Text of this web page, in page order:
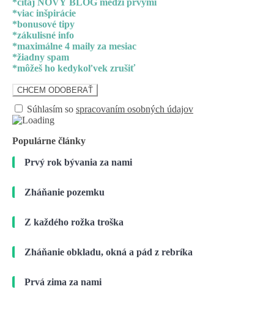
*čítaj NOVÝ BLOG medzi prvými
*viac inšpirácie
*bonusové tipy
*zákulisné info
*maximálne 4 maily za mesiac
*žiadny spam
*môžeš ho kedykoľvek zrušiť
Súhlasím so spracovaním osobných údajov
Populárne články
Prvý rok bývania za nami
Zháňanie pozemku
Z každého rožka troška
Zháňanie obkladu, okná a pád z rebríka
Prvá zima za nami